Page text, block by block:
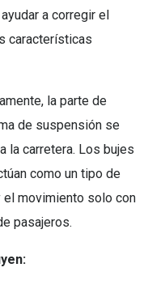
a corregir el
características
la parte de
de suspensión se
la carretera. Los bujes
como un tipo de
el movimiento solo con
pasajeros.